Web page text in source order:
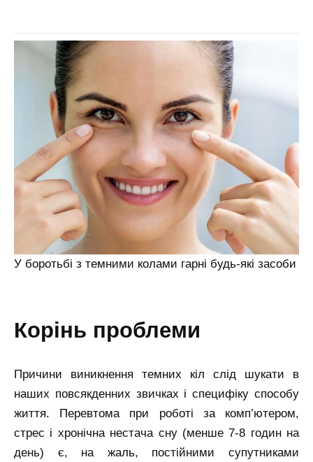
У боротьбі з темними колами гарні будь-які засоби
корінь проблеми
Причини виникнення темних кіл слід шукати в
наших повсякденних звичках і специфіку способу
життя. Перевтома при роботі за комп’ютером,
стрес і хронічна нестача сну (менше 7-8 годин на
день) є, на жаль, постійними супутниками